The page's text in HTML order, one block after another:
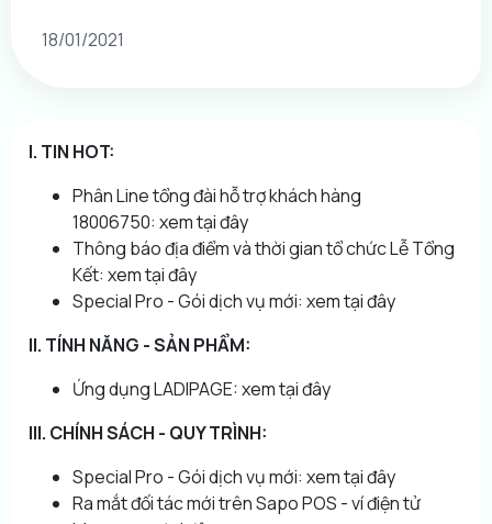
18/01/2021
I. TIN HOT:
Phân Line tổng đài hỗ trợ khách hàng
18006750: xem tại đây
Thông báo địa điểm và thời gian tổ chức Lễ Tổng
Kết: xem tại đây
Special Pro - Gói dịch vụ mới: xem tại đây
II. TÍNH NĂNG - SẢN PHẨM:
Ứng dụng LADIPAGE:xem tại đây
III. CHÍNH SÁCH - QUY TRÌNH:
Special Pro - Gói dịch vụ mới: xem tại đây
Ra mắt đối tác mới trên Sapo POS - ví điện tử